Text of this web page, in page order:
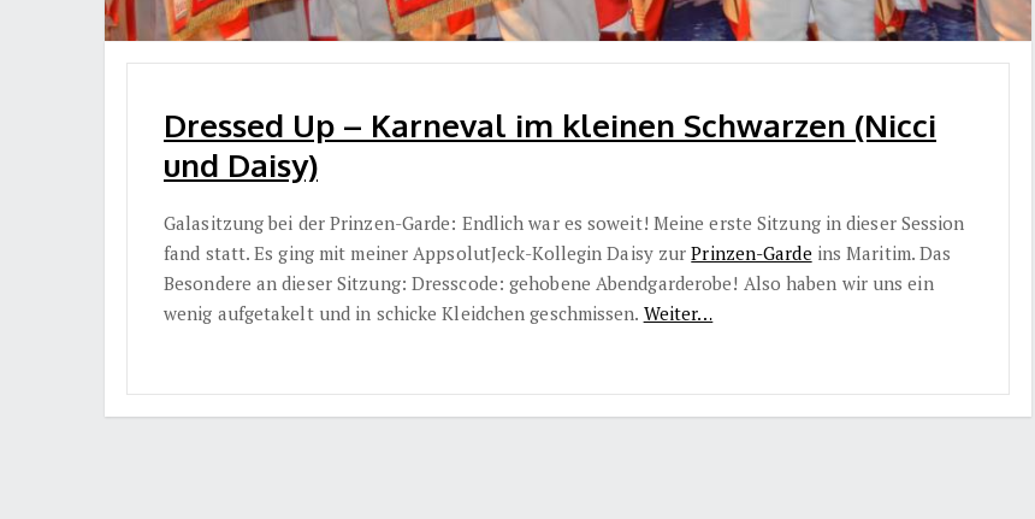
Dressed Up – Karneval im kleinen Schwarzen (Nicci
und Daisy)
Galasitzung bei der Prinzen-Garde: Endlich war es soweit! Meine erste Sitzung in dieser Session
fand statt. Es ging mit meiner AppsolutJeck-Kollegin Daisy zurPrinzen-Garde ins Maritim. Das
Besondere an dieser Sitzung: Dresscode: gehobene Abendgarderobe! Also haben wir uns ein
wenig aufgetakelt und in schicke Kleidchen geschmissen. Weiter…